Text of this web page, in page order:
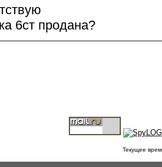
6ст продана?
Текущее